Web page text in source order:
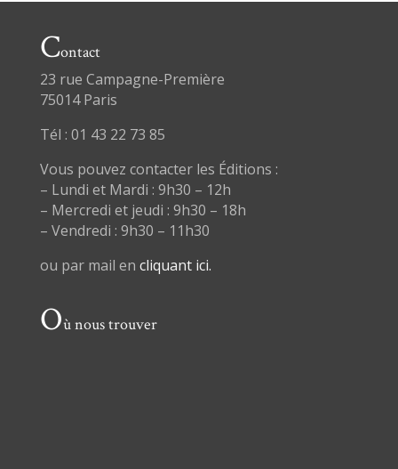
Contact
23 rue Campagne-Première
75014 Paris
Tél : 01 43 22 73 85
Vous pouvez contacter les Éditions :
– Lundi et Mardi : 9h30 – 12h
– Mercredi et jeudi : 9h30 – 18h
– Vendredi : 9h30 – 11h30
ou par mail en cliquant ici.
Où nous trouver